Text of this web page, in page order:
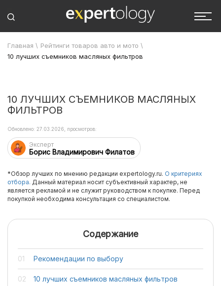
Главная \ Рейтинги товаров авто и мото \
10 лучших съемников масляных фильтров
10 ЛУЧШИХ СЪЕМНИКОВ МАСЛЯНЫХ
ФИЛЬТРОВ
Эксперт
Борис Владимирович Филатов
Обновлено: 27.03.2026, просмотров:
*Обзор лучших по мнению редакции expertology.ru. О критериях
отбора. Данный материал носит субъективный характер, не
является рекламой и не служит руководством к покупке. Перед
покупкой необходима консультация со специалистом.
Содержание
Рекомендации по выбору
10 лучших съемников масляных фильтров